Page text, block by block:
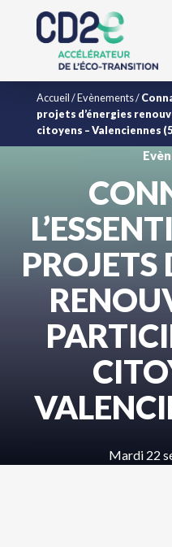
Accueil/Evènements/
projets d’énergies
citoyens – Valenciennes
PROJETS
Mardi 22